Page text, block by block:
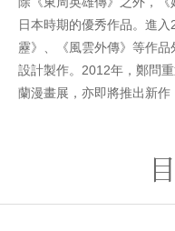
日本時期的優秀作品。進
靂》、《風雲外傳》等作
設計製作。2012年，鄭問
蘭漫畫展，亦即將推出新作